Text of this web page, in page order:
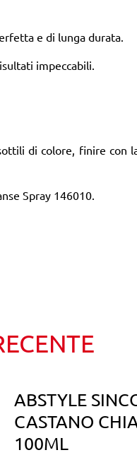
e di lunga durata.
impeccabili.
di colore, finire
Spray 146010.
ABSTYLE
CASTANO
100ML